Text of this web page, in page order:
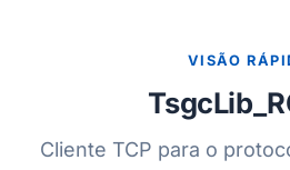
VISÃO
Cliente TCP para o